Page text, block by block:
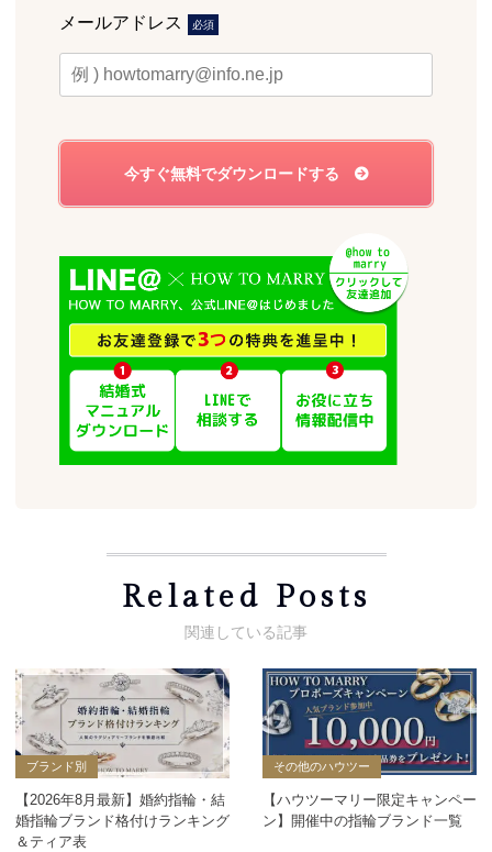
メールアドレス 必須
Related Posts
ブランド別
【2026年8月最新】婚約指輪・結
婚指輪ブランド格付けランキング
＆ティア表
その他のハウツー
【ハウツーマリー限定キャンペー
ン】開催中の指輪ブランド一覧